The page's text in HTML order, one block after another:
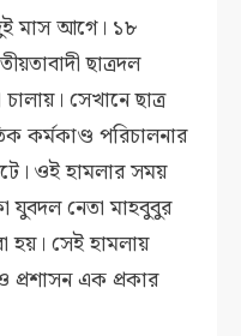
মাস আগে। ১৮
ছাত্রদল
সেখানে ছাত্র
কর্মকাণ্ড পরিচালনার
ওই হামলার সময়
যুবদল নেতা মাহবুবুর
হয়। সেই হামলায়
প্রশাসন এক প্রকার